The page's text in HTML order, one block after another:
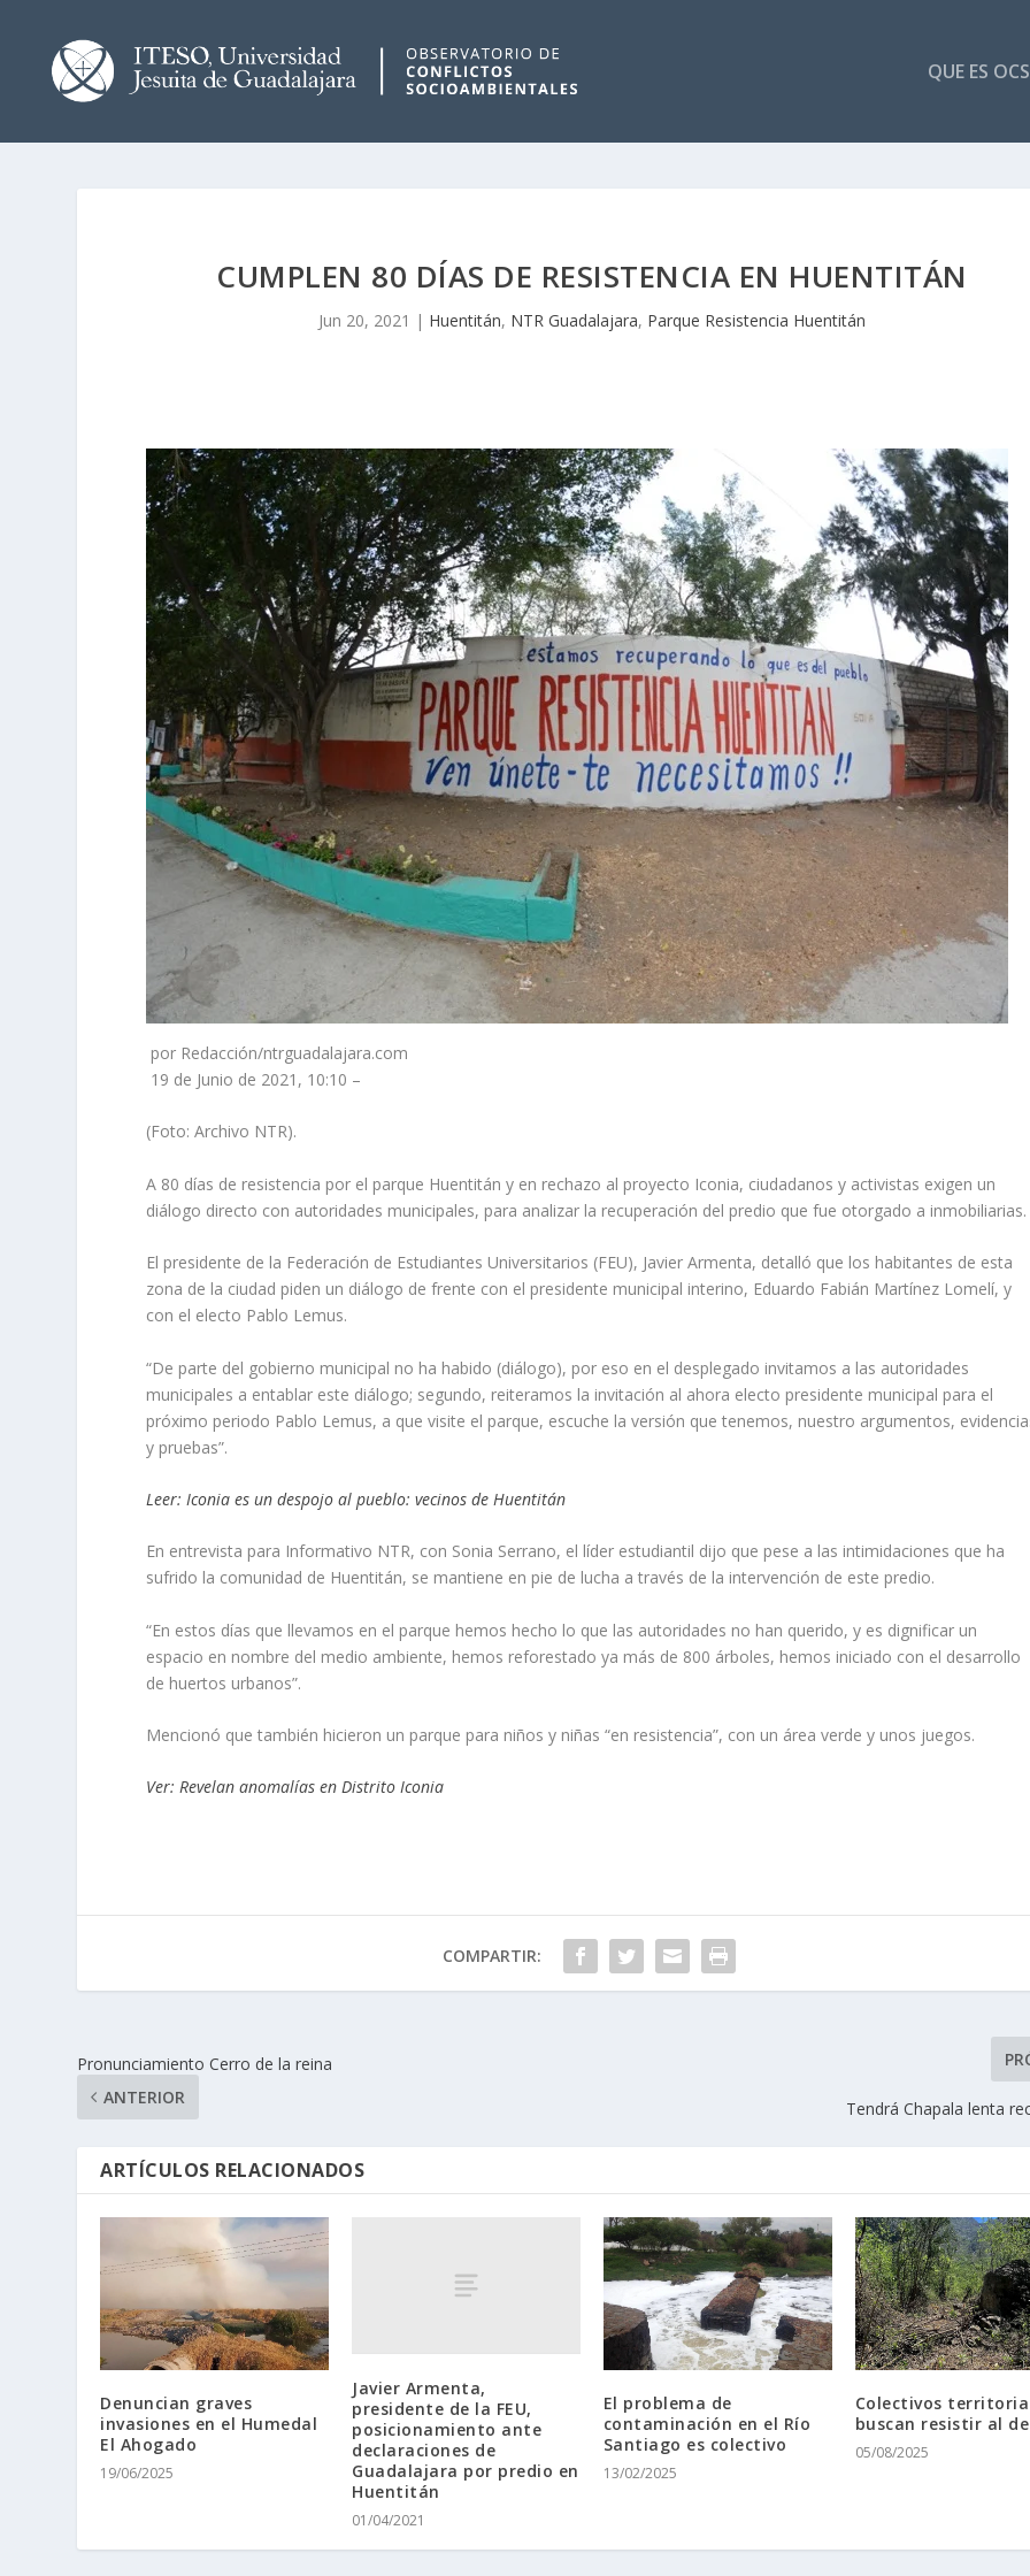
QUE ES
CUMPLEN 80 DÍAS DE RESISTENCIA EN HUENTITÁN
Jun 20, 2021 | Huentitán, NTR Guadalajara, Parque Resistencia Huentitán
por Redacción/ntrguadalajara.com
19 de Junio de 2021, 10:10 –
(Foto: Archivo NTR).
A 80 días de resistencia por el parque Huentitán y en rechazo al proyecto Iconia, ciudadanos y activistas exigen un
diálogo directo con autoridades municipales, para analizar la recuperación del predio que fue otorgado a inmobiliarias.
El presidente de la Federación de Estudiantes Universitarios (FEU), Javier Armenta, detalló que los habitantes de esta
zona de la ciudad piden un diálogo de frente con el presidente municipal interino, Eduardo Fabián Martínez Lomelí, y
con el electo Pablo Lemus.
“De parte del gobierno municipal no ha habido (diálogo), por eso en el desplegado invitamos a las autoridades
municipales a entablar este diálogo; segundo, reiteramos la invitación al ahora electo presidente municipal para el
próximo periodo Pablo Lemus, a que visite el parque, escuche la versión que tenemos, nuestro argumentos,
y pruebas”.
Leer: Iconia es un despojo al pueblo: vecinos de Huentitán
En entrevista para Informativo NTR, con Sonia Serrano, el líder estudiantil dijo que pese a las intimidaciones que ha
sufrido la comunidad de Huentitán, se mantiene en pie de lucha a través de la intervención de este predio.
“En estos días que llevamos en el parque hemos hecho lo que las autoridades no han querido, y es dignificar un
espacio en nombre del medio ambiente, hemos reforestado ya más de 800 árboles, hemos iniciado con el desarrollo
de huertos urbanos”.
Mencionó que también hicieron un parque para niños y niñas “en resistencia”, con un área verde y unos juegos.
Ver: Revelan anomalías en Distrito Iconia
COMPARTIR:
Pronunciamiento Cerro de la reina
ANTERIOR
Tendrá Chapala lenta
ARTÍCULOS RELACIONADOS
Denuncian graves
invasiones en el Humedal
El Ahogado
19/06/2025
Javier Armenta,
presidente de la FEU,
posicionamiento ante
declaraciones de
Guadalajara por predio en
Huentitán
01/04/2021
El problema de
contaminación en el Río
Santiago es colectivo
13/02/2025
Colectivos
buscan resistir al
05/08/2025